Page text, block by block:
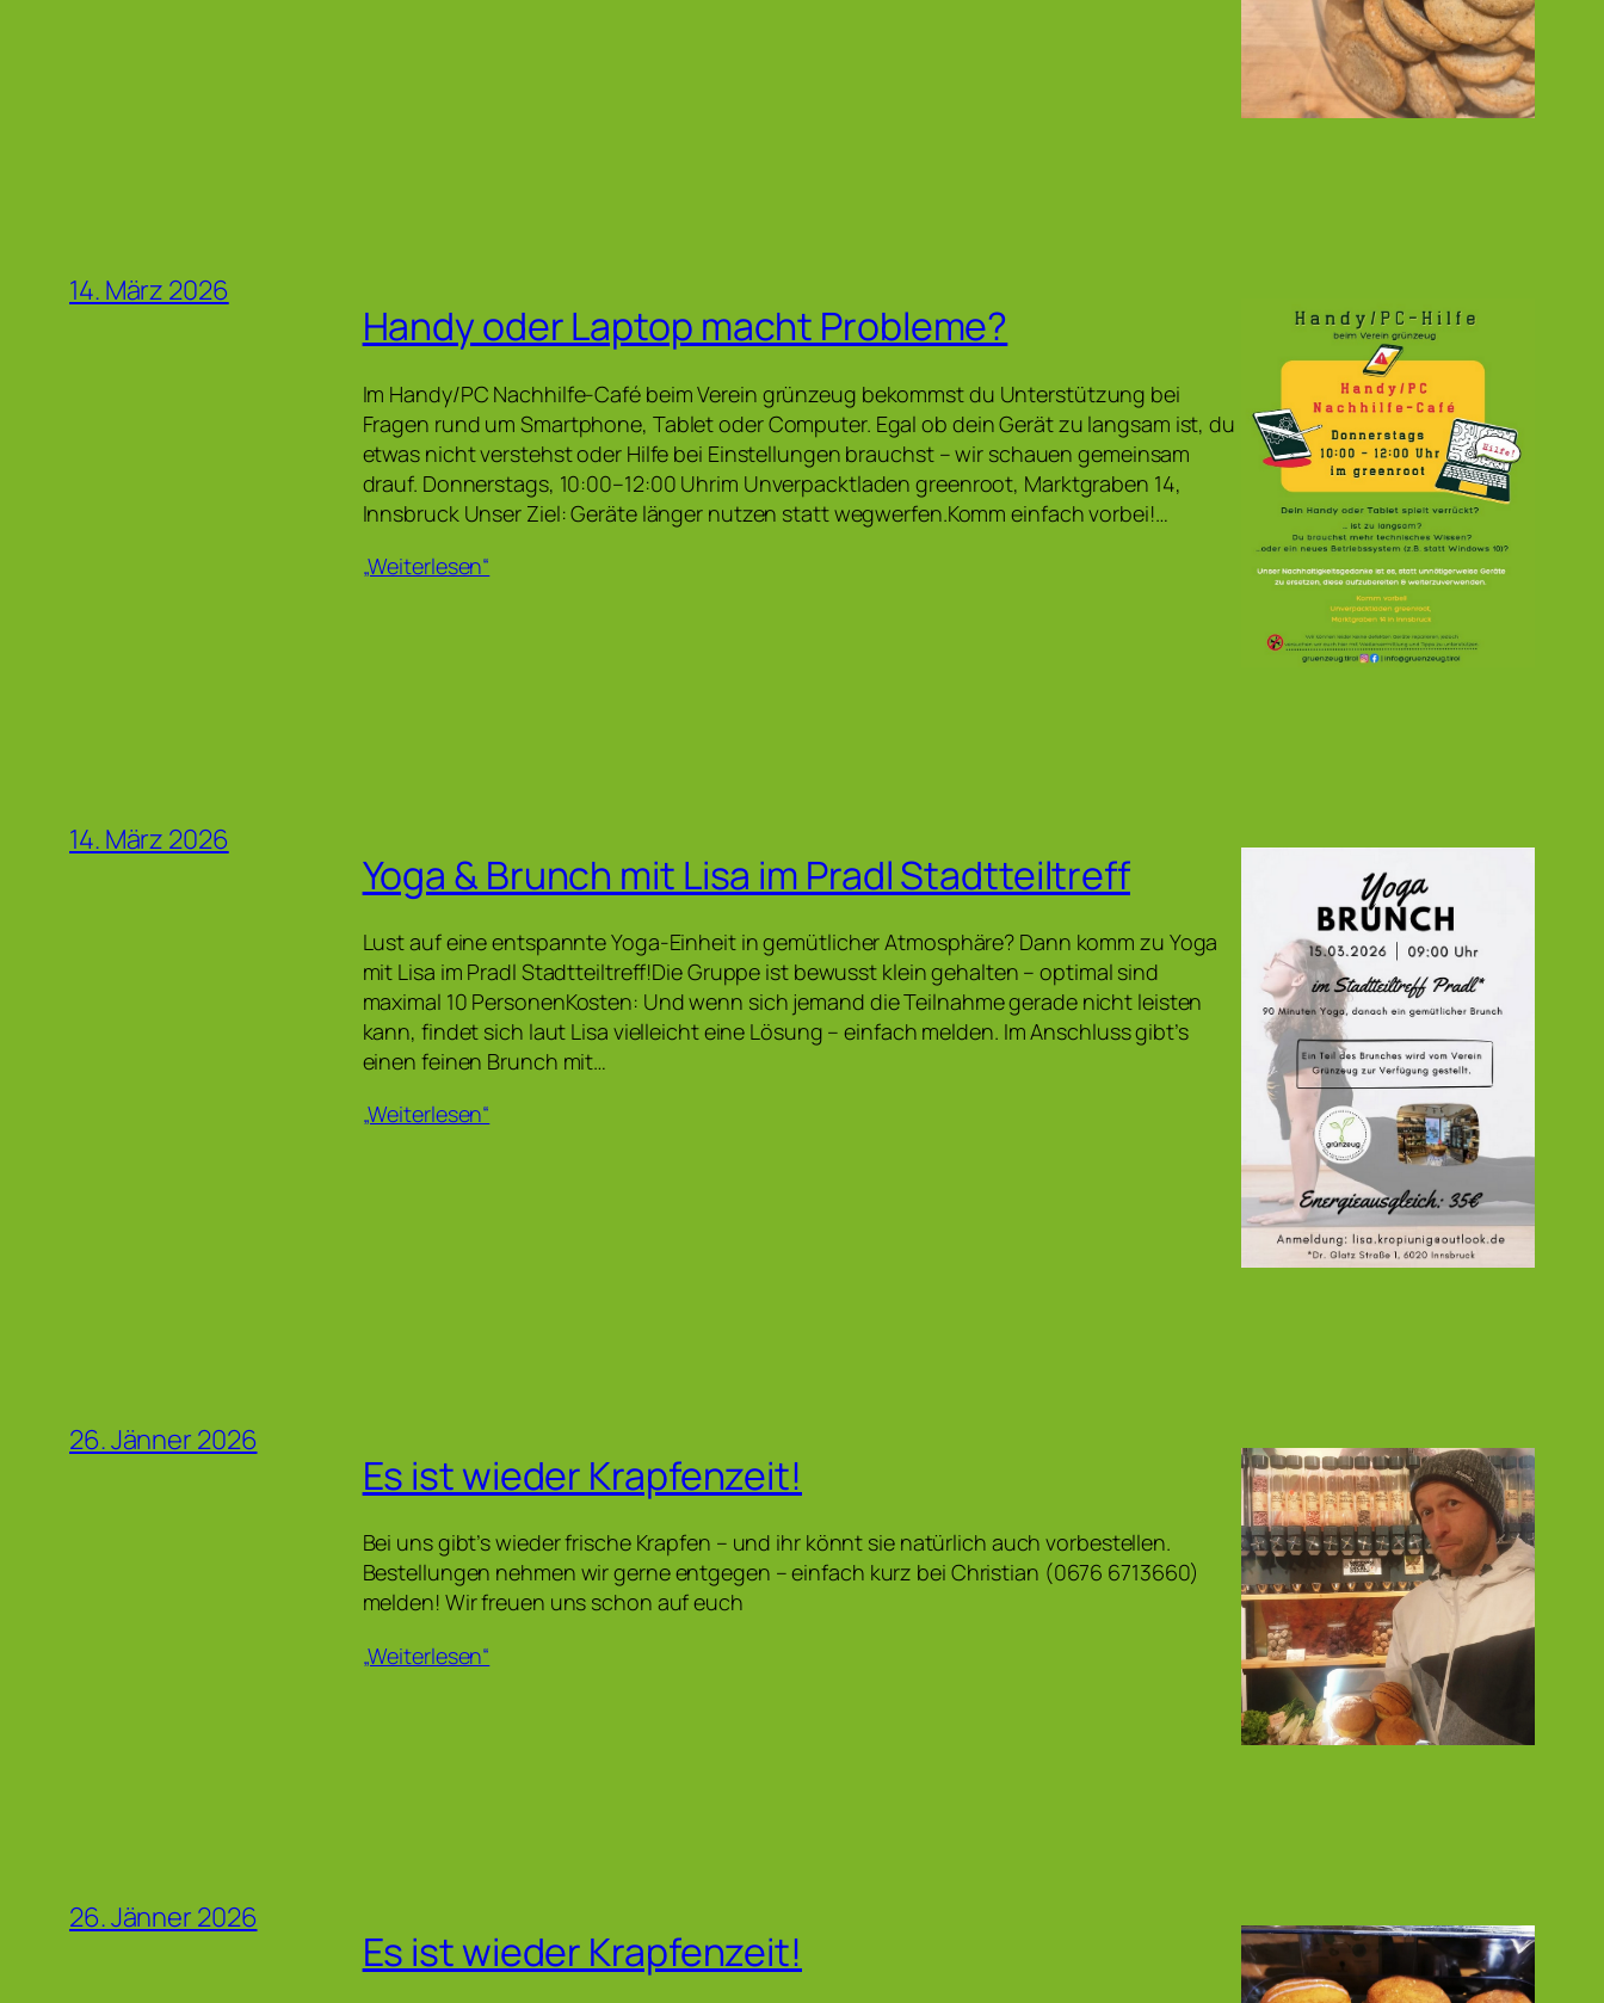
14. März 2026
Handy oder Laptop macht Probleme?
Im Handy/PC Nachhilfe-Café beim Verein grünzeug bekommst du Unterstützung bei
Fragen rund um Smartphone, Tablet oder Computer. Egal ob dein Gerät zu langsam ist, du
etwas nicht verstehst oder Hilfe bei Einstellungen brauchst – wir schauen gemeinsam
drauf. Donnerstags, 10:00–12:00 Uhrim Unverpacktladen greenroot, Marktgraben 14,
Innsbruck Unser Ziel: Geräte länger nutzen statt wegwerfen.Komm einfach vorbei!…
„Weiterlesen“
14. März 2026
Yoga & Brunch mit Lisa im Pradl Stadtteiltreff
Lust auf eine entspannte Yoga-Einheit in gemütlicher Atmosphäre? Dann komm zu Yoga
mit Lisa im Pradl Stadtteiltreff!Die Gruppe ist bewusst klein gehalten – optimal sind
maximal 10 PersonenKosten: Und wenn sich jemand die Teilnahme gerade nicht leisten
kann, findet sich laut Lisa vielleicht eine Lösung – einfach melden. Im Anschluss gibt’s
einen feinen Brunch mit…
„Weiterlesen“
26. Jänner 2026
Es ist wieder Krapfenzeit!
Bei uns gibt’s wieder frische Krapfen – und ihr könnt sie natürlich auch vorbestellen.
Bestellungen nehmen wir gerne entgegen – einfach kurz bei Christian (0676 6713660)
melden! Wir freuen uns schon auf euch
„Weiterlesen“
26. Jänner 2026
Es ist wieder Krapfenzeit!